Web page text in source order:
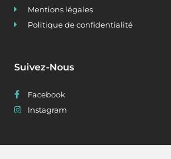
Mentions légales
Politique de confidentialité
Suivez-Nous
Facebook
Instagram